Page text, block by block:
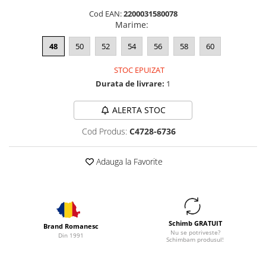
Cod EAN:2200031580078
Marime:
48 50 52 54 56 58 60
STOC EPUIZAT
Durata de livrare: 1
ALERTA STOC
Cod Produs: C4728-6736
Adauga la Favorite
Brand Romanesc
Din 1991
Schimb GRATUIT
Nu se potriveste?
Schimbam produsul!